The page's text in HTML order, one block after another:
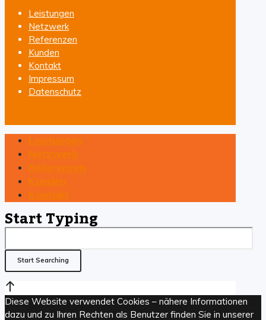
Leistungen
Netzwerk
Referenzen
Kunden
Kontakt
Impressum
Datenschutz
Leistungen
Netzwerk
Referenzen
Kunden
Kontakt
Start Typing
Diese Website verwendet Cookies – nähere Informationen
dazu und zu Ihren Rechten als Benutzer finden Sie in unserer